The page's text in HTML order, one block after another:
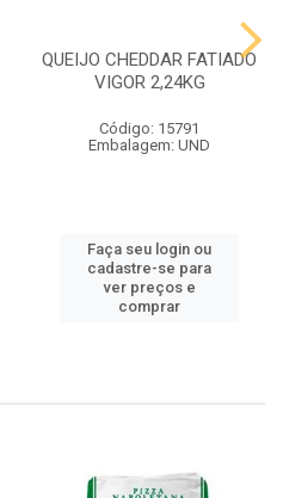
QUEIJO CHEDDAR FATIADO
VIGOR 2,24KG
Código: 15791
Embalagem: UND
Faça seu login ou
cadastre-se para
ver preços e
comprar